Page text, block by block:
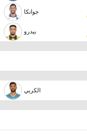
جوانكا
بيدرو
الكربي